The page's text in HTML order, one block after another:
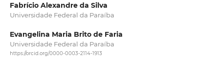
Fabrício Alexandre da Silva
Universidade Federal da Paraíba
Evangelina Maria Brito de Faria
Universidade Federal da Paraíba
https://orcid.org/0000-0003-2114-1913